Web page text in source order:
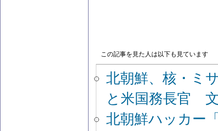
この記事を見た人は以下も見ています
北朝鮮、核・ミ
と米国務長官
北朝鮮ハッカー